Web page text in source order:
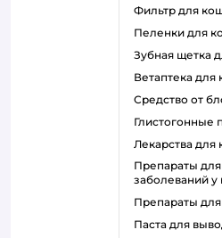
фильтр для
пеленки для
зубная щетка
ветаптека
средство от
глистогонные
лекарства
препараты для лечения кожных
заболеваний у
препараты
паста для